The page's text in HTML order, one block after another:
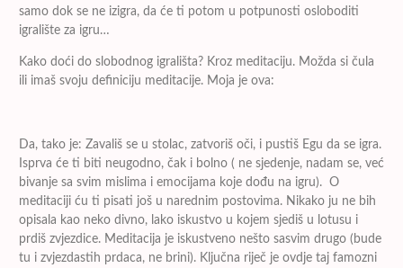
samo dok se ne izigra, da će ti potom u potpunosti osloboditi
igralište za igru…
Kako doći do slobodnog igrališta? Kroz meditaciju. Možda si čula
ili imaš svoju definiciju meditacije. Moja je ova:
Da, tako je: Zavališ se u stolac, zatvoriš oči, i pustiš Egu da se igra.
Isprva će ti biti neugodno, čak i bolno ( ne sjedenje, nadam se, već
bivanje sa svim mislima i emocijama koje dođu na igru). O
meditaciji ću ti pisati još u narednim postovima. Nikako ju ne bih
opisala kao neko divno, lako iskustvo u kojem sjediš u lotusu i
prdiš zvjezdice. Meditacija je iskustveno nešto sasvim drugo (bude
tu i zvjezdastih prdaca, ne brini). Ključna riječ je ovdje taj famozni